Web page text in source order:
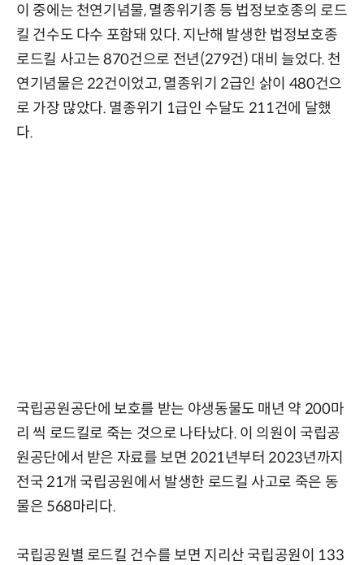
이 중에는 천연기념물, 멸종위기종 등 법정보호종의 로드
킬 건수도 다수 포함돼 있다. 지난해 발생한 법정보호종
로드킬 사고는 870건으로 전년(279건) 대비 늘었다. 천
연기념물은 22건이었고, 멸종위기 2급인 삵이 480건으
로 가장 많았다. 멸종위기 1급인 수달도 211건에 달했
다.
국립공원공단에 보호를 받는 야생동물도 매년 약 200마
리 씩 로드킬로 죽는 것으로 나타났다. 이 의원이 국립공
원공단에서 받은 자료를 보면 2021년부터 2023년까지
전국 21개 국립공원에서 발생한 로드킬 사고로 죽은 동
물은 568마리다.
국립공원별 로드킬 건수를 보면 지리산 국립공원이 133